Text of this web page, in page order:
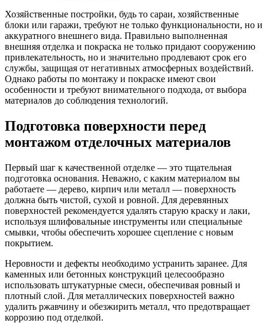
Хозяйственные постройки, будь то сараи, хозяйственные
блоки или гаражи, требуют не только функциональности, но и
аккуратного внешнего вида. Правильно выполненная
внешняя отделка и покраска не только придают сооружению
привлекательность, но и значительно продлевают срок его
службы, защищая от негативных атмосферных воздействий.
Однако работы по монтажу и покраске имеют свои
особенности и требуют внимательного подхода, от выбора
материалов до соблюдения технологий.
Подготовка поверхности перед
монтажом отделочных материалов
Первый шаг к качественной отделке — это тщательная
подготовка основания. Неважно, с каким материалом вы
работаете — дерево, кирпич или металл — поверхность
должна быть чистой, сухой и ровной. Для деревянных
поверхностей рекомендуется удалять старую краску и лаки,
используя шлифовальные инструменты или специальные
смывки, чтобы обеспечить хорошее сцепление с новым
покрытием.
Неровности и дефекты необходимо устранить заранее. Для
каменных или бетонных конструкций целесообразно
использовать штукатурные смеси, обеспечивая ровный и
плотный слой. Для металлических поверхностей важно
удалить ржавчину и обезжирить металл, что предотвращает
коррозию под отделкой.